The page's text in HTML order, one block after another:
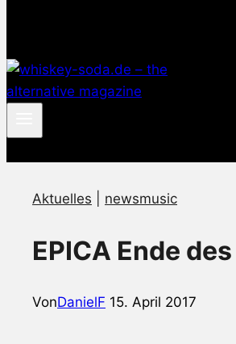
Aktuelles newsmusic
EPICA Ende
VonDanielF 15. April 2017